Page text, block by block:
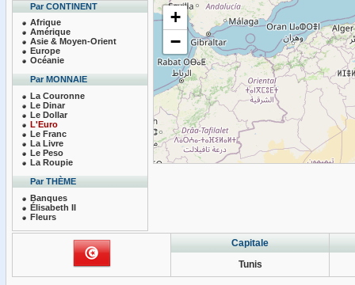
Par CONTINENT
Afrique
Amérique
Asie & Moyen-Orient
Europe
Océanie
Par MONNAIE
La Couronne
Le Dinar
Le Dollar
L'Euro
Le Franc
La Livre
Le Peso
La Roupie
Par THÈME
Banques
Élisabeth II
Fleurs
+
−
Capitale
Tunis